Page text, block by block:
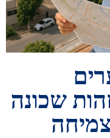
שכונה